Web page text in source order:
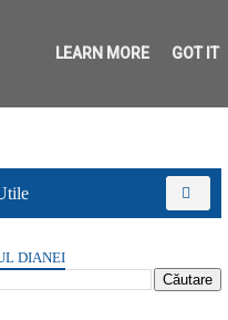
DIANEI
LEARN MORE GOT IT